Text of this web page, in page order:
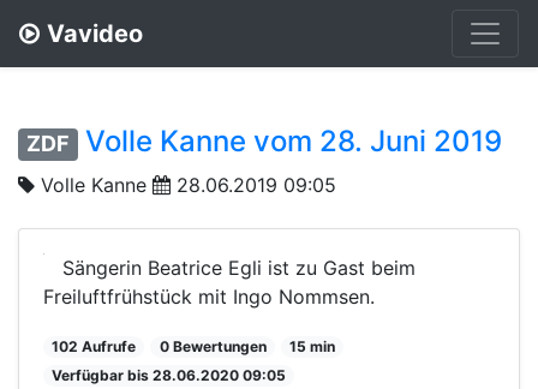
Vavideo
ZDF Volle Kanne vom 28. Juni 2019
Volle Kanne 28.06.2019 09:05
Sängerin Beatrice Egli ist zu Gast beim
Freiluftfrühstück mit Ingo Nommsen.
102 Aufrufe 0 Bewertungen
15 min
Verfügbar bis 28.06.2020 09:05